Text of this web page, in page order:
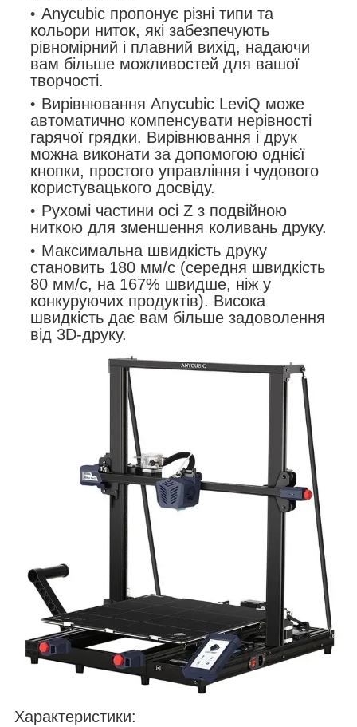
Anycubic пропонує різні типи та
кольори ниток, які забезпечують
рівномірний і плавний вихід, надаючи
вам більше можливостей для вашої
творчості.
Вирівнювання Anycubic LeviQ може
автоматично компенсувати нерівності
гарячої грядки. Вирівнювання і друк
можна виконати за допомогою однієї
кнопки, простого управління і чудового
користувацького досвіду.
Рухомі частини осі Z з подвійною
ниткою для зменшення коливань друку.
Максимальна швидкість друку
становить 180 мм/с (середня швидкість
80 мм/с, на 167% швидше, ніж у
конкуруючих продуктів). Висока
швидкість дає вам більше задоволення
від 3D-друку.
Характеристики: